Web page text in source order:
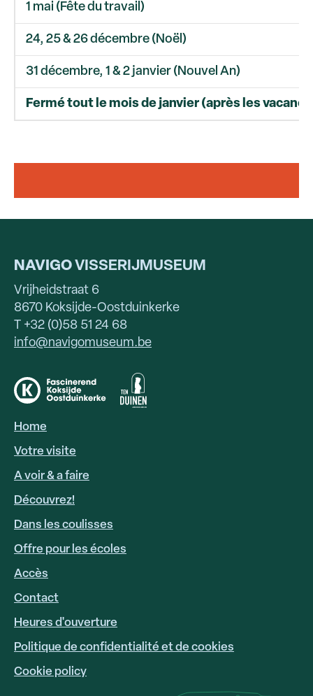
1 mai (Fête du travail)
24, 25 & 26 décembre (Noël)
31 décembre, 1 & 2 janvier (Nouvel An)
Fermé tout le mois de janvier (après les
NAVIGO VISSERIJMUSEUM
Vrijheidstraat 6
8670 Koksijde-Oostduinkerke
T +32 (0)58 51 24 68
info@navigomuseum.be
HOOFDNAVIGATIE
FR
Home
Votre visite
A voir & a faire
Découvrez!
Dans les coulisses
Offre pour les écoles
FOOTER
LINKS
Accès
Contact
Heures d'ouverture
Politique de confidentialité et de cookies
Cookie policy